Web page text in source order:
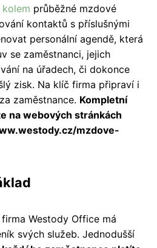
kolem průběžné mzdové
kontaktů s příslušnými
personální agendě, která
se zaměstnanci, jejich
na úřadech, či dokonce
zisk. Na klíč firma připraví i
zaměstnance. Kompletní
na webových stránkách
mzdove-
Westody Office má
svých služeb. Jednodušší